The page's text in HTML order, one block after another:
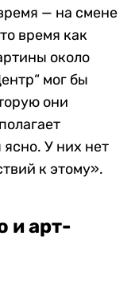
— на смене
время как
около
мог бы
они
У них нет
к этому».
и арт-